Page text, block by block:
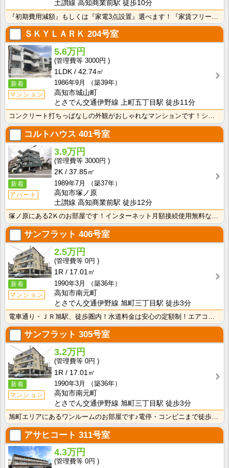
土讃線 高知商業前駅 徒歩10分
ＳＫＹＬＡＲＫ 204号室
新着
マンション
5.6万円
3000円
1LDK
42.74㎡
1986年9月
（築39年）
高知市城山町
とさでん交通伊野線 上町五丁目駅 徒歩11分
コンクリート打ちっぱなしの外観がおしゃれなマンションです！シャンプードレッサーが付いているので忙しい･･･
コルトハウス 401号室
新着
アパート
3.9万円
3000円
2K
37.85㎡
1989年7月
（築37年）
高知市塚ノ原
土讃線 高知商業前駅 徒歩12分
塚ノ原にある2Ｋのお部屋です！インターネット月額接続使用無料なので、月々の生活費の節約にもなりますね･･･
サンフラット 406号室
新着
マンション
2.5万円
0円
1R
17.01㎡
1990年3月
（築36年）
高知市南元町
とさでん交通伊野線 旭町三丁目駅 徒歩3分
サンフラット 305号室
新着
マンション
3.2万円
0円
1R
17.01㎡
1990年3月
（築36年）
高知市南元町
とさでん交通伊野線 旭町三丁目駅 徒歩3分
アサヒコート 311号室
4.3万円
0円